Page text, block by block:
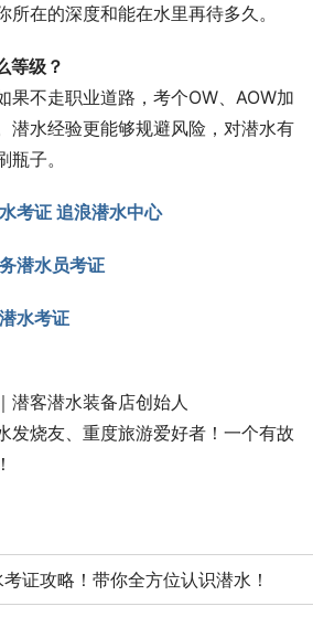
所在的深度和能在水里再待多久。
等级？
果不走职业道路，考个OW、AOW加
潜水经验更能够规避风险，对潜水有
子。
考证 追浪潜水中心
潜水员考证
水考证
潜客潜水装备店创始人
发烧友、重度旅游爱好者！一个有故